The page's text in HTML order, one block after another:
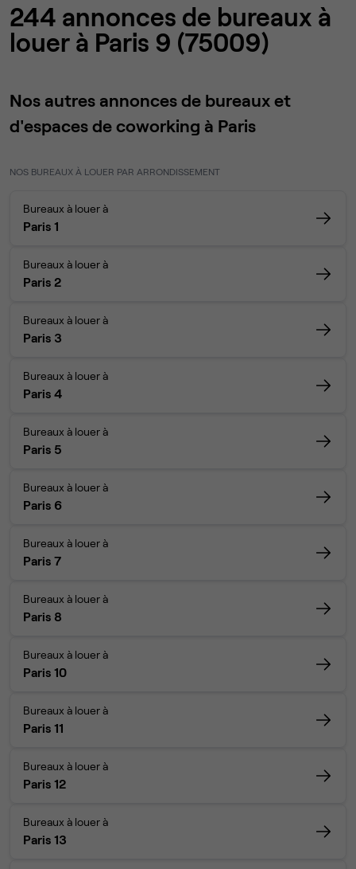
244 annonces de bureaux à
louer à Paris 9 (75009)
Nos autres annonces de bureaux et
d'espaces de coworking à Paris
NOS BUREAUX À LOUER PAR ARRONDISSEMENT
Bureaux à louer à
Paris 1
Bureaux à louer à
Paris 2
Bureaux à louer à
Paris 3
Bureaux à louer à
Paris 4
Bureaux à louer à
Paris 5
Bureaux à louer à
Paris 6
Bureaux à louer à
Paris 7
Bureaux à louer à
Paris 8
Bureaux à louer à
Paris 10
Bureaux à louer à
Paris 11
Bureaux à louer à
Paris 12
Bureaux à louer à
Paris 13